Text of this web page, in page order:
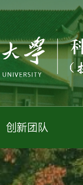
创新团队